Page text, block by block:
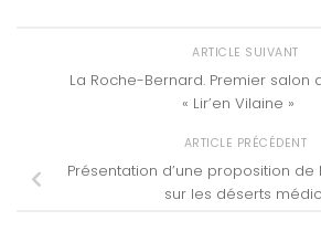
ARTICLE SUIVANT
La Roche-Bernard. Premier salon
« Lir’en Vilaine »
ARTICLE PRÉCÉDENT
Présentation d’une proposition
sur les déserts